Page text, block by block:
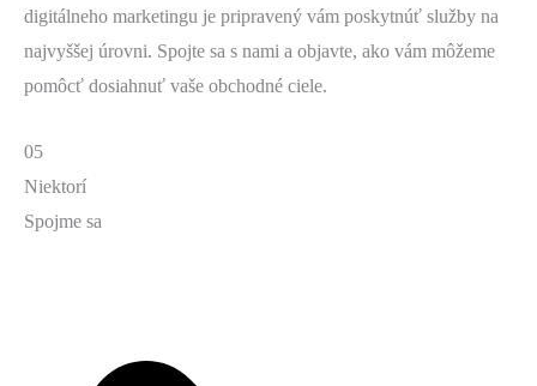
digitálneho marketingu je pripravený vám poskytnúť služby na
najvyššej úrovni. Spojte sa s nami a objavte, ako vám môžeme
pomôcť dosiahnuť vaše obchodné ciele.
05
Niektorí
Spojme sa